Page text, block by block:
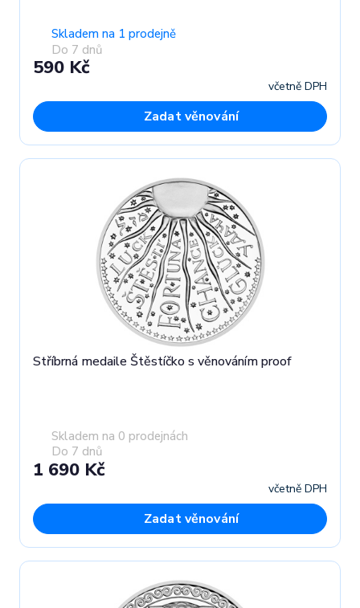
Skladem na 1 prodejně
Do 7 dnů
590 Kč
včetně DPH
Zadat věnování
Stříbrná medaile Štěstíčko s věnováním proof
Skladem na 0 prodejnách
Do 7 dnů
1 690 Kč
včetně DPH
Zadat věnování